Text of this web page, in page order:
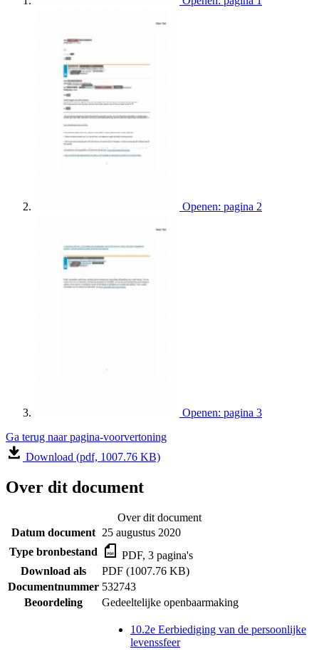
Openen: pagina 2
Openen: pagina 3
Ga terug naar pagina-voorvertoning
Download (pdf, 1007.76 KB)
Over dit document
Over dit document
Datum document 25 augustus 2020
Type bronbestand
PDF, 3 pagina's
Download als
PDF (1007.76 KB)
Documentnummer 532743
Beoordeling
Gedeeltelijke openbaarmaking
10.2e Eerbiediging van de persoonlijke
levenssfeer